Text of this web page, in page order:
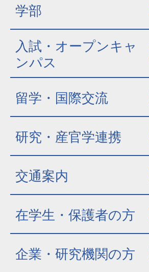
学部
入試・オープンキャ
ンパス
留学・国際交流
研究・産官学連携
交通案内
在学生・保護者の方
企業・研究機関の方